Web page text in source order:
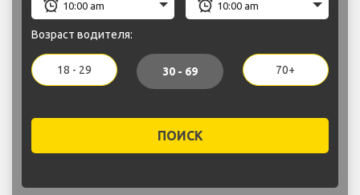
Возраст водителя:
18 - 29 30 - 69 70+
ПОИСК